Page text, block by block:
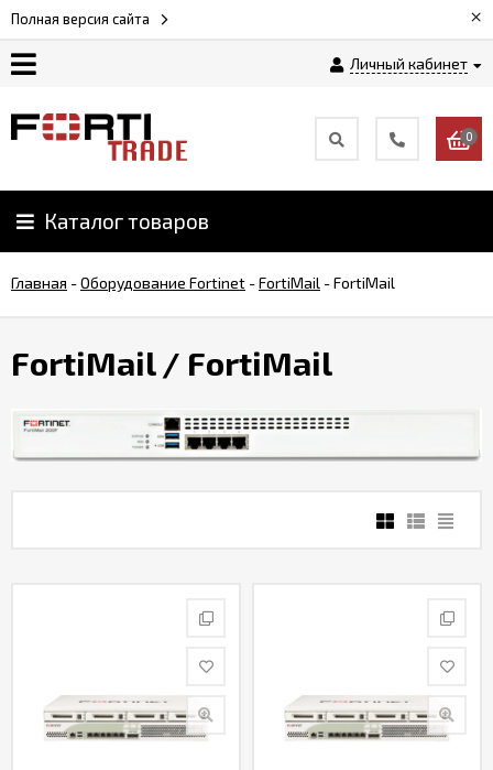
Полная версия сайта ×
Личный кабинет
и
оплата
0
Каталог товаров
Главная -Оборудование Fortinet -FortiMail -FortiMail
FortiMail/ FortiMail